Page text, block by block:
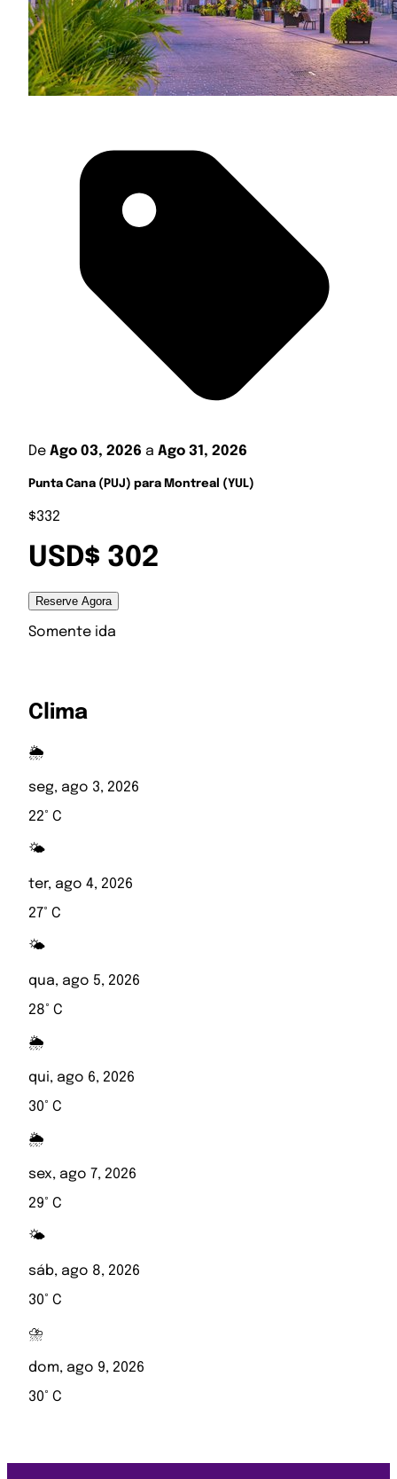
De Ago 03, 2026 a Ago 31, 2026
Punta Cana (PUJ) para Montreal (YUL)
$332
USD$ 302
Reserve Agora
Somente ida
Clima
🌦️
seg, ago 3, 2026
22° C
🌤️
ter, ago 4, 2026
27° C
🌤️
qua, ago 5, 2026
28° C
🌦️
qui, ago 6, 2026
30° C
🌦️
sex, ago 7, 2026
29° C
🌤️
sáb, ago 8, 2026
30° C
⛈️
dom, ago 9, 2026
30° C